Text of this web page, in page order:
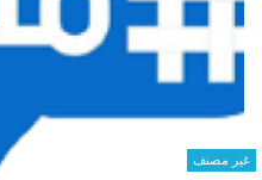
غير مصنف